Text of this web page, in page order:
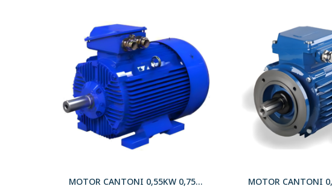
MOTOR CANTONI 0,55KW 0,75CV 3000 B3 T71 230/400 IE2